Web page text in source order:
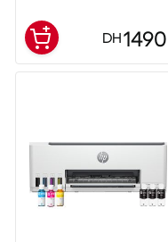
1490
DH